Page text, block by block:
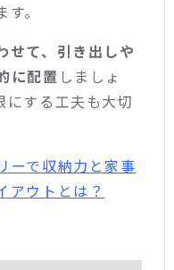
。
せて、引き出しや
に配置 しましょ
にする工夫も大切
ーで収納力と家事
アウトとは？